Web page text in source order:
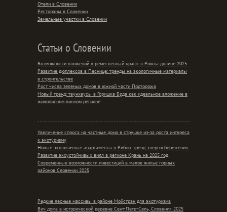
Отели в Словении
Рестораны в Словении
Земельные участки в Словении
Статьи о Словении
Возможности вложений в ремесленный крафт в Рожна долине 2025
Развитие дюплексов в Песнице: тренды на экологичные материалы
в строительстве
Рост числа зеленых домов в южной части Порторожа
Новый тренд: таунхаусы в Горишка Брда как идеальное вложение в
живописном винном регионе
Увеличение спроса на частные дома в струшке из-за роста интереса
к экотуризму
Новые экологичные апартаменты в Рибно: тренд энергосбережения.
Развитие экоустойчивых вилл в регионе Крань на 2025 год
Современные возможности инвестиций в малое жилье горных
районов Словении 2025
Редкие лесные массивы в районе Мойстран для экотуризма
Вич дома в исторической деревне Сент-Петр-Сель, Словения 2025